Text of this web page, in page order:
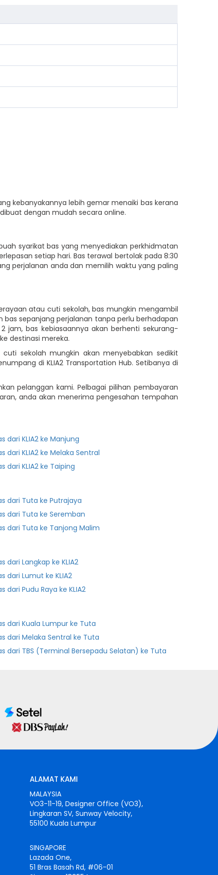
kebanyakannya lebih gemar menaiki bas kerana
dengan mudah secara online.
syarikat bas yang menyediakan perkhidmatan
setiap hari. Bas terawal bertolak pada 8:30
perjalanan anda dan memilih waktu yang paling
atau cuti sekolah, bas mungkin mengambil
sepanjang perjalanan tanpa perlu berhadapan
jam, bas kebiasaannya akan berhenti sekurang-
destinasi mereka.
sekolah mungkin akan menyebabkan sedikit
di KLIA2 Transportation Hub. Setibanya di
pelanggan kami. Pelbagai pilihan pembayaran
anda akan menerima pengesahan tempahan
dari KLIA2 ke Manjung
dari KLIA2 ke Melaka Sentral
dari KLIA2 ke Taiping
dari Tuta ke Putrajaya
dari Tuta ke Seremban
dari Tuta ke Tanjong Malim
dari Langkap ke KLIA2
dari Lumut ke KLIA2
dari Pudu Raya ke KLIA2
dari Kuala Lumpur ke Tuta
dari Melaka Sentral ke Tuta
dari TBS (Terminal Bersepadu Selatan) ke Tuta
ALAMAT KAMI
MALAYSIA
VO3-11-19, Designer Office (VO3),
Lingkaran SV, Sunway Velocity,
55100 Kuala Lumpur
SINGAPORE
Lazada One,
51 Bras Basah Rd, #06-01